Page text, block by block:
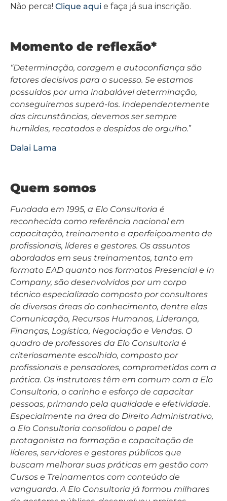
Não perca! Clique aqui e faça já sua inscrição.
Momento de reflexão*
“Determinação, coragem e autoconfiança são
fatores decisivos para o sucesso. Se estamos
possuídos por uma inabalável determinação,
conseguiremos superá-los. Independentemente
das circunstâncias, devemos ser sempre
humildes, recatados e despidos de orgulho.”
Dalai Lama
Quem somos
Fundada em 1995, a Elo Consultoria é
reconhecida como referência nacional em
capacitação, treinamento e aperfeiçoamento de
profissionais, líderes e gestores. Os assuntos
abordados em seus treinamentos, tanto em
formato EAD quanto nos formatos Presencial e In
Company, são desenvolvidos por um corpo
técnico especializado composto por consultores
de diversas áreas do conhecimento, dentre elas
Comunicação, Recursos Humanos, Liderança,
Finanças, Logística, Negociação e Vendas. O
quadro de professores da Elo Consultoria é
criteriosamente escolhido, composto por
profissionais e pensadores, comprometidos com a
prática. Os instrutores têm em comum com a Elo
Consultoria, o carinho e esforço de capacitar
pessoas, primando pela qualidade e efetividade.
Especialmente na área do Direito Administrativo,
a Elo Consultoria consolidou o papel de
protagonista na formação e capacitação de
líderes, servidores e gestores públicos que
buscam melhorar suas práticas em gestão com
Cursos e Treinamentos com conteúdo de
vanguarda. A Elo Consultoria já formou milhares